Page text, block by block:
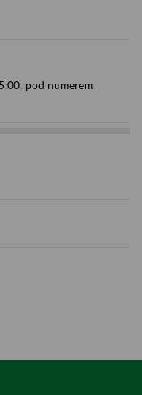
pod numerem